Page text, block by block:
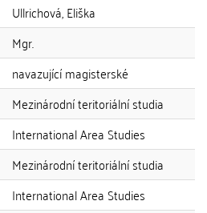
Ullrichová, Eliška
Mgr.
navazující magisterské
Mezinárodní teritoriální studia
International Area Studies
Mezinárodní teritoriální studia
International Area Studies